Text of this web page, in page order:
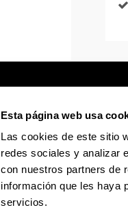
Esta página web usa
Las cookies de este sitio
redes sociales y analizar
con nuestros partners de
información que les haya
servicios.